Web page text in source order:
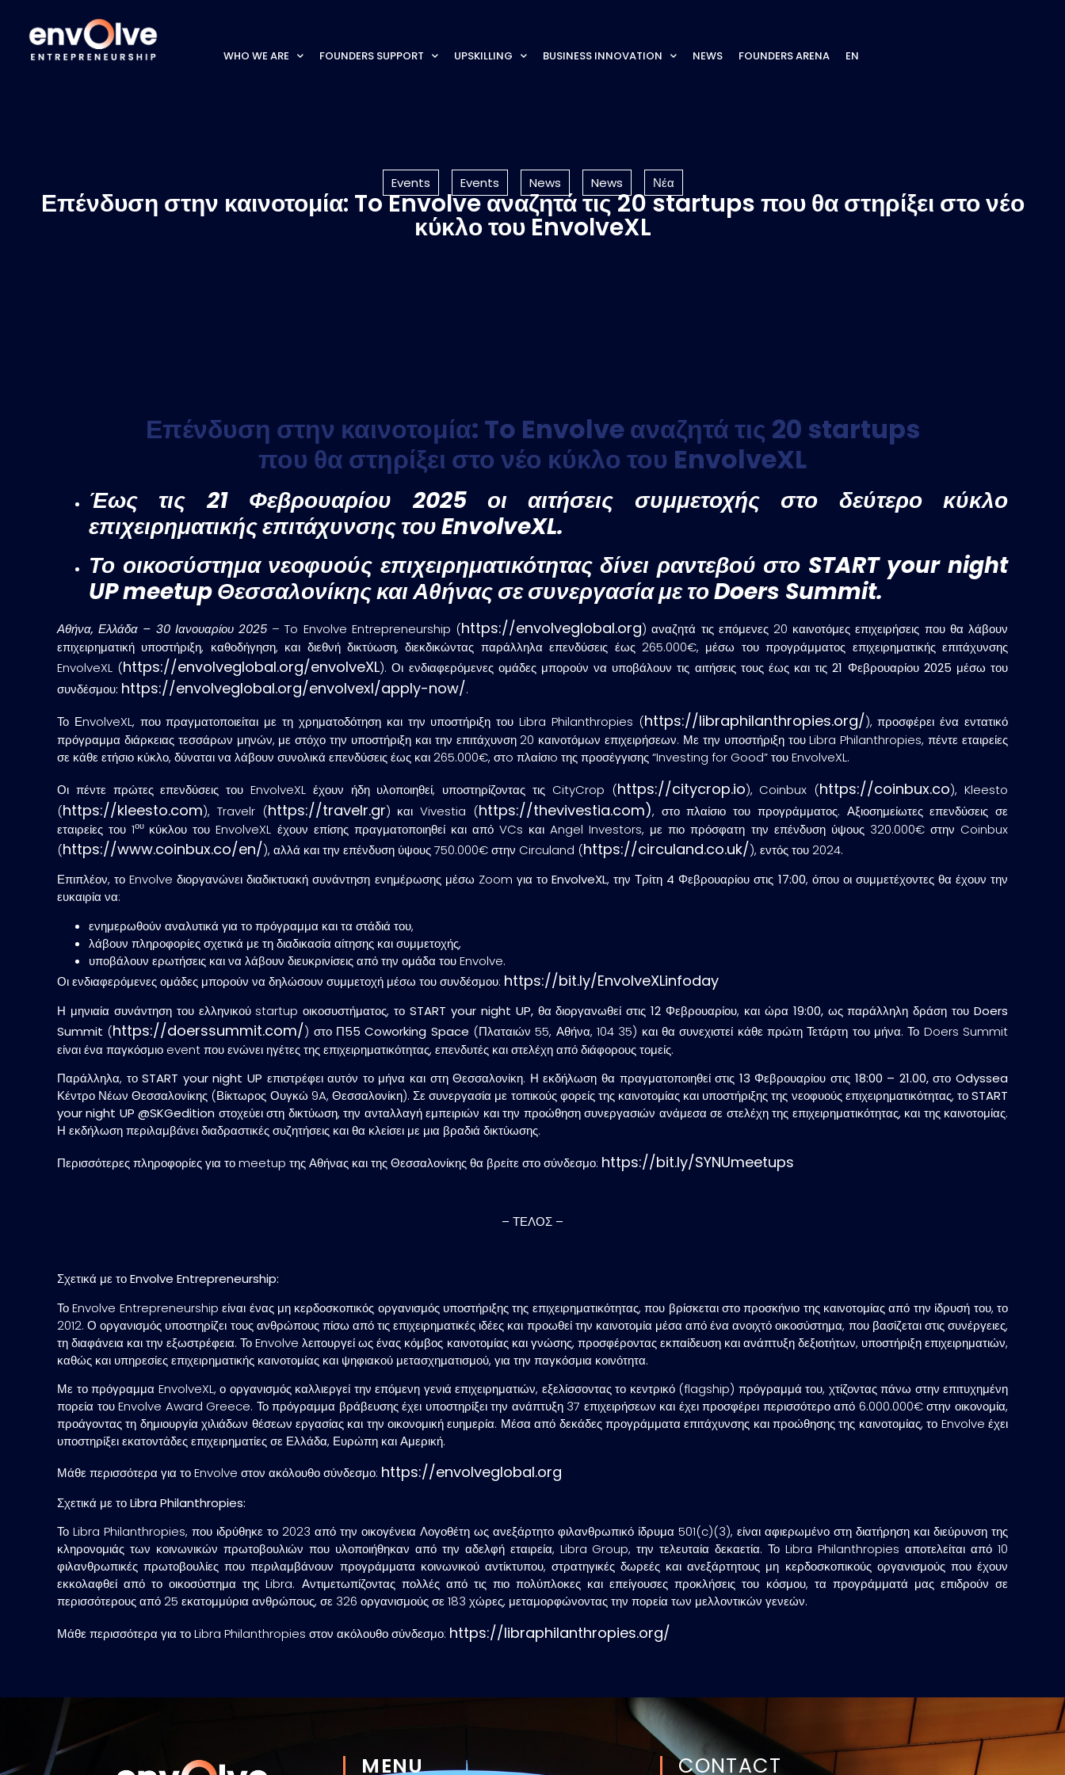
WHO WE ARE FOUNDERS SUPPORT UPSKILLING BUSINESS INNOVATION NEWS FOUNDERS ARENA EN
Events Events News News Νέα
Επένδυση στην καινοτομία: To Envolve αναζητά τις 20 startups που θα στηρίξει στο νέο
κύκλο του EnvolveXL
Επένδυση στην καινοτομία: To Envolve αναζητά τις 20 startups
που θα στηρίξει στο νέο κύκλο του EnvolveXL
Έως τις 21 Φεβρουαρίου 2025 οι αιτήσεις συμμετοχής στο δεύτερο κύκλο
επιχειρηματικής επιτάχυνσης του EnvolveXL.
Το οικοσύστημα νεοφυούς επιχειρηματικότητας δίνει ραντεβού στο START your night
UPmeetupΘεσσαλονίκης και Αθήνας σε συνεργασία με τοDoers Summit.
Αθήνα, Ελλάδα – 30 Ιανουαρίου 2025 – To Envolve Entrepreneurship (https://envolveglobal.org) αναζητά τις επόμενες 20 καινοτόμες επιχειρήσεις που θα λάβουν
επιχειρηματική υποστήριξη, καθοδήγηση, και διεθνή δικτύωση, διεκδικώντας παράλληλα επενδύσεις έως 265.000€, μέσω του προγράμματος επιχειρηματικής επιτάχυνσης
EnvolveXL (https://envolveglobal.org/envolveXL).Οι ενδιαφερόμενες ομάδες μπορούν να υποβάλουν τις αιτήσεις τους έως και τις 21 Φεβρουαρίου 2025 μέσω του
συνδέσμου: https://envolveglobal.org/envolvexl/apply-now/.
Το ΕnvolveXL, που πραγματοποιείται με τη χρηματοδότηση και την υποστήριξη του Libra Philanthropies (https://libraphilanthropies.org/), προσφέρει ένα εντατικό
πρόγραμμα διάρκειας τεσσάρων μηνών, με στόχο την υποστήριξη και την επιτάχυνση 20 καινοτόμων επιχειρήσεων. Με την υποστήριξη του Libra Philanthropies, πέντε εταιρείες
σε κάθε ετήσιο κύκλο, δύναται να λάβουν συνολικά επενδύσεις έως και 265.000€, στo πλαίσιo της προσέγγισης “Investing for Good” του EnvolveXL.
Οι πέντε πρώτες επενδύσεις του EnvolveXL έχουν ήδη υλοποιηθεί, υποστηρίζοντας τις CityCrop (https://citycrop.io), Coinbux (https://coinbux.co), Kleesto
(https://kleesto.com), Travelr (https://travelr.gr) και Vivestia (https://thevivestia.com), στο πλαίσιο του προγράμματος. Αξιοσημείωτες επενδύσεις σε
εταιρείες του 1ου κύκλου του EnvolveXL έχουν επίσης πραγματοποιηθεί και από VCs και Angel Investors, με πιο πρόσφατη την επένδυση ύψους 320.000€ στην Coinbux
(https://www.coinbux.co/en/), αλλά και την επένδυση ύψους 750.000€ στην Circuland (https://circuland.co.uk/), εντός του 2024.
Επιπλέον, το Envolve διοργανώνειδιαδικτυακή συνάντηση ενημέρωσης μέσω Zoom για το EnvolveXL, τηνΤρίτη 4 Φεβρουαρίου στις 17:00, όπου οι συμμετέχοντες θα έχουν την
ευκαιρία να:
ενημερωθούν αναλυτικά για το πρόγραμμα και τα στάδιά του,
λάβουν πληροφορίες σχετικά με τη διαδικασία αίτησης και συμμετοχής,
υποβάλουν ερωτήσεις και να λάβουν διευκρινίσεις από την ομάδα του Envolve.
Οι ενδιαφερόμενες ομάδες μπορούν να δηλώσουν συμμετοχή μέσω του συνδέσμου: https://bit.ly/EnvolveXLinfoday
Η μηνιαία συνάντηση του ελληνικού startup οικοσυστήματος, το START your night UP,θα διοργανωθεί στις12 Φεβρουαρίου, και ώρα 19:00, ως παράλληλη δράση του Doers
Summit (https://doerssummit.com/) στοΠ55 Coworking Space (Πλαταιών 55, Αθήνα, 104 35) και θα συνεχιστεί κάθε πρώτη Τετάρτη του μήνα. Το Doers Summit
είναι ένα παγκόσμιο event που ενώνει ηγέτες της επιχειρηματικότητας, επενδυτές και στελέχη από διάφορους τομείς.
Παράλληλα, τοSTART your night UP επιστρέφει αυτόν το μήνα και στηΘεσσαλονίκη. Η εκδήλωση θα πραγματοποιηθεί στις 13 Φεβρουαρίου στις 18:00 – 21.00,στο Odyssea
Κέντρο Νέων Θεσσαλονίκης (Βίκτωρος Ουγκώ 9A, Θεσσαλονίκη). Σε συνεργασία με τοπικούς φορείς της καινοτομίας και υποστήριξης της νεοφυούς επιχειρηματικότητας, τοSTART
your night UP @SKGedition στοχεύει στη δικτύωση, την ανταλλαγή εμπειριών και την προώθηση συνεργασιών ανάμεσα σε στελέχη της επιχειρηματικότητας, και της καινοτομίας.
Η εκδήλωση περιλαμβάνει διαδραστικές συζητήσεις και θα κλείσει με μια βραδιά δικτύωσης.
Περισσότερες πληροφορίες για το meetup της Αθήνας και της Θεσσαλονίκης θα βρείτε στο σύνδεσμο: https://bit.ly/SYNUmeetups
– ΤΕΛΟΣ –
Σχετικά με τοEnvolve Entrepreneurship:
Το Envolve Entrepreneurship είναι ένας μη κερδοσκοπικός οργανισμός υποστήριξης της επιχειρηματικότητας, που βρίσκεται στο προσκήνιο της καινοτομίας από την ίδρυσή του, το
2012. Ο οργανισμός υποστηρίζει τους ανθρώπους πίσω από τις επιχειρηματικές ιδέες και προωθεί την καινοτομία μέσα από ένα ανοιχτό οικοσύστημα, που βασίζεται στις συνέργειες,
τη διαφάνεια και την εξωστρέφεια. Το Envolve λειτουργεί ως ένας κόμβος καινοτομίας και γνώσης, προσφέροντας εκπαίδευση και ανάπτυξη δεξιοτήτων, υποστήριξη επιχειρηματιών,
καθώς και υπηρεσίες επιχειρηματικής καινοτομίας και ψηφιακού μετασχηματισμού, για την παγκόσμια κοινότητα.
Με το πρόγραμμα EnvolveXL, ο οργανισμός καλλιεργεί την επόμενη γενιά επιχειρηματιών, εξελίσσοντας το κεντρικό (flagship) πρόγραμμά του, χτίζοντας πάνω στην επιτυχημένη
πορεία του Envolve Award Greece. Το πρόγραμμα βράβευσης έχει υποστηρίξει την ανάπτυξη 37 επιχειρήσεων και έχει προσφέρει περισσότερο από 6.000.000€ στην οικονομία,
προάγοντας τη δημιουργία χιλιάδων θέσεων εργασίας και την οικονομική ευημερία. Μέσα από δεκάδες προγράμματα επιτάχυνσης και προώθησης της καινοτομίας, το Envolve έχει
υποστηρίξει εκατοντάδες επιχειρηματίες σε Ελλάδα, Ευρώπη και Αμερική.
Μάθε περισσότερα για το Envolve στον ακόλουθο σύνδεσμο: https://envolveglobal.org
Σχετικά με τοLibraPhilanthropies:
Το Libra Philanthropies, που ιδρύθηκε το 2023 από την οικογένεια Λογοθέτη ως ανεξάρτητο φιλανθρωπικό ίδρυμα 501(c)(3), είναι αφιερωμένο στη διατήρηση και διεύρυνση της
κληρονομιάς των κοινωνικών πρωτοβουλιών που υλοποιήθηκαν από την αδελφή εταιρεία, Libra Group, την τελευταία δεκαετία. Το Libra Philanthropies αποτελείται από 10
φιλανθρωπικές πρωτοβουλίες που περιλαμβάνουν προγράμματα κοινωνικού αντίκτυπου, στρατηγικές δωρεές και ανεξάρτητους μη κερδοσκοπικούς οργανισμούς που έχουν
εκκολαφθεί από το οικοσύστημα της Libra. Αντιμετωπίζοντας πολλές από τις πιο πολύπλοκες και επείγουσες προκλήσεις του κόσμου, τα προγράμματά μας επιδρούν σε
περισσότερους από 25 εκατομμύρια ανθρώπους, σε 326 οργανισμούς σε 183 χώρες, μεταμορφώνοντας την πορεία των μελλοντικών γενεών.
Μάθε περισσότερα για το Libra Philanthropies στον ακόλουθο σύνδεσμο: https://libraphilanthropies.org/
MENU CONTACT